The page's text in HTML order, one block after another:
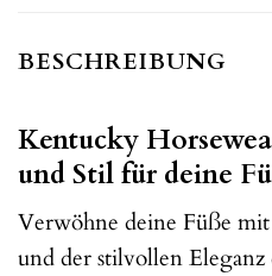
BESCHREIBUNG
Kentucky
und Stil für deine
Verwöhne deine Füße
und der stilvollen Eleganz